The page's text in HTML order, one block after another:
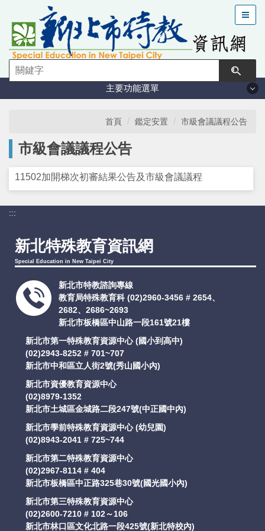
到
主
要
容
主要功能選單
特教現況
鑑定安置
課程與教學
學習輔導
支持服務
活動訊息
首頁 鑑定安置 市級會議議程公告
市級會議議程公告
11502加開梯次初審結果公告及市級會議議程
:::
新北特殊教育資訊網
Special Education in New Taipei City
新北市特教諮詢專線
教育局特殊教育科 (02)2960-3456 # 2654、
2682、2686~2693
新北市板橋區中山路一段161號21樓
新北市第一特殊教育資源中心 (國小到高中)
(02)2943-8252 # 701~707
新北市中和區立人街2號(秀山國小內)
新北市資優教育資源中心
(02)8979-1352
新北市土城區金城路二段247號(中正國中內)
新北市學前特殊教育資源中心 (幼兒園)
(02)8943-2041 # 725~744
新北市第二特殊教育資源中心
(02)2967-8114 # 404
新北市板橋區中正路325巷30號(國光國小內)
新北市第三特殊教育資源中心
(02)2600-7210 # 102～106
新北市林口區文化北路一段425號(新北特校內)